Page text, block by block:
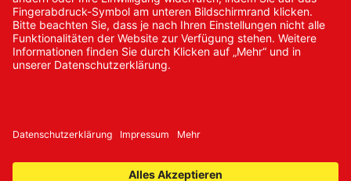
Sendung verfolgen
© 2024 Promed Vertriebsgesellschaft mbH | Alle Rechte
* Alle Preise zzgl. gesetzlicher Mehrwertsteuer